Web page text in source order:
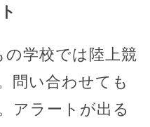
学校では陸上競
問い合わせても
アラートが出る